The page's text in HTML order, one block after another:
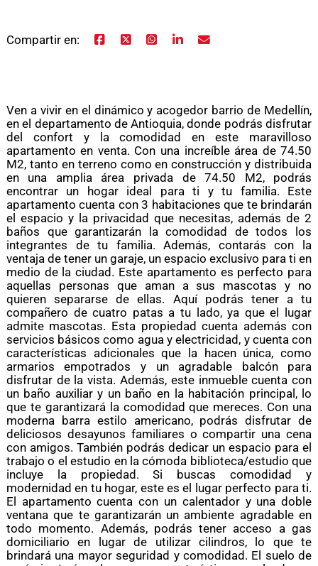
Compartir en:
Ven a vivir en el dinámico y acogedor barrio de Medellín,
en el departamento de Antioquia, donde podrás disfrutar
del confort y la comodidad en este maravilloso
apartamento en venta. Con una increíble área de 74.50
M2, tanto en terreno como en construcción y distribuida
en una amplia área privada de 74.50 M2, podrás
encontrar un hogar ideal para ti y tu familia. Este
apartamento cuenta con 3 habitaciones que te brindarán
el espacio y la privacidad que necesitas, además de 2
baños que garantizarán la comodidad de todos los
integrantes de tu familia. Además, contarás con la
ventaja de tener un garaje, un espacio exclusivo para ti en
medio de la ciudad. Este apartamento es perfecto para
aquellas personas que aman a sus mascotas y no
quieren separarse de ellas. Aquí podrás tener a tu
compañero de cuatro patas a tu lado, ya que el lugar
admite mascotas. Esta propiedad cuenta además con
servicios básicos como agua y electricidad, y cuenta con
características adicionales que la hacen única, como
armarios empotrados y un agradable balcón para
disfrutar de la vista. Además, este inmueble cuenta con
un baño auxiliar y un baño en la habitación principal, lo
que te garantizará la comodidad que mereces. Con una
moderna barra estilo americano, podrás disfrutar de
deliciosos desayunos familiares o compartir una cena
con amigos. También podrás dedicar un espacio para el
trabajo o el estudio en la cómoda biblioteca/estudio que
incluye la propiedad. Si buscas comodidad y
modernidad en tu hogar, este es el lugar perfecto para ti.
El apartamento cuenta con un calentador y una doble
ventana que te garantizarán un ambiente agradable en
todo momento. Además, podrás tener acceso a gas
domiciliario en lugar de utilizar cilindros, lo que te
brindará una mayor seguridad y comodidad. El suelo de